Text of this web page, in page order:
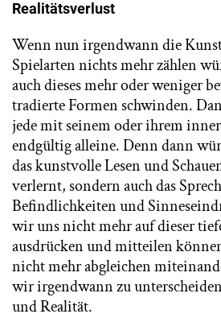
Realitätsverlust
Wenn nun irgendwann die
Spielarten nichts mehr zählen
auch dieses mehr oder weniger
tradierte Formen schwinden.
jede mit seinem oder ihrem
endgültig alleine. Denn dann
das kunstvolle Lesen und
verlernt, sondern auch das
Befindlichkeiten und
wir uns nicht mehr auf dieser
ausdrücken und mitteilen
nicht mehr abgleichen
wir irgendwann zu
und Realität.